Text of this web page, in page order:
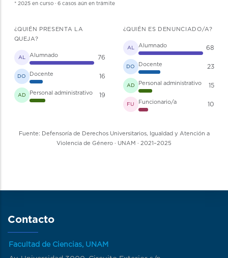
* 2025 en curso · 6 casos aún en trámite
¿QUIÉN PRESENTA LA
QUEJA?
AL Alumnado 76
DO Docente 16
AD Personal administrativo 19
¿QUIÉN ES DENUNCIADO/A?
AL Alumnado 68
DO Docente 23
AD Personal administrativo 15
FU Funcionario/a 10
Fuente: Defensoría de Derechos Universitarios, Igualdad y Atención a
Violencia de Género · UNAM · 2021–2025
Contacto
Facultad de Ciencias, UNAM